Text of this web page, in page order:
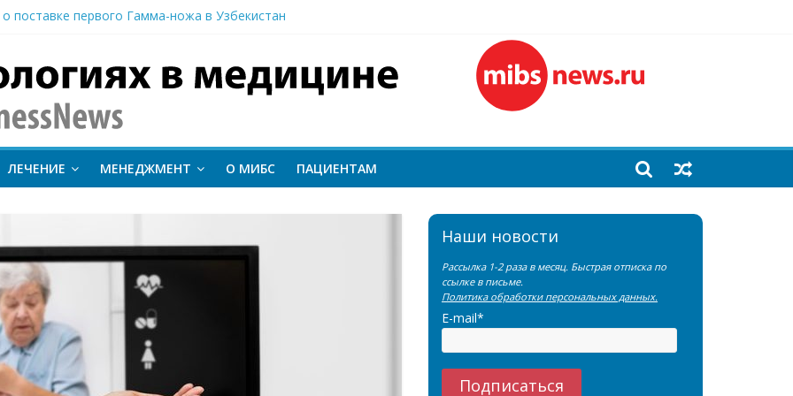
поставке первого Гамма-ножа в Узбекистан
и новый этап развития ядерной медицины: результаты конференции SNMMI
важно следить за состоянием сердечно-сосудистой системы?
ЛЕЧЕНИЕ МЕНЕДЖМЕНТ О МИБС ПАЦИЕНТАМ
Наши новости
Рассылка 1-2 раза в месяц. Быстрая отписка по
ссылке в письме.
Политика обработки персональных данных.
E-mail*